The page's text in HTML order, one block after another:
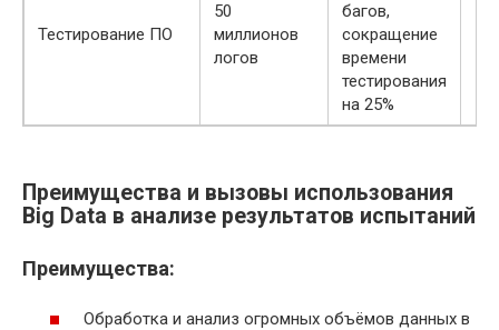
Тестирование ПО
50
миллионов
логов
багов,
сокращение
времени
тестирования
на 25%
Преимущества и вызовы использования
Big Data в анализе результатов испытаний
Преимущества:
Обработка и анализ огромных объёмов данных в